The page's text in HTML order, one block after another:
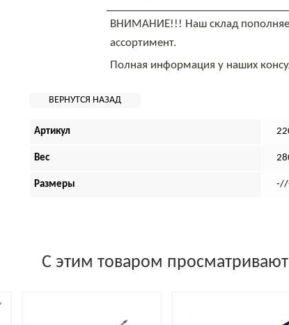
ВНИМАНИЕ!!! Наш склад
ассортимент.
Полная информация у наших
Артикул
Вес
Размеры
С этим товаром просматривают